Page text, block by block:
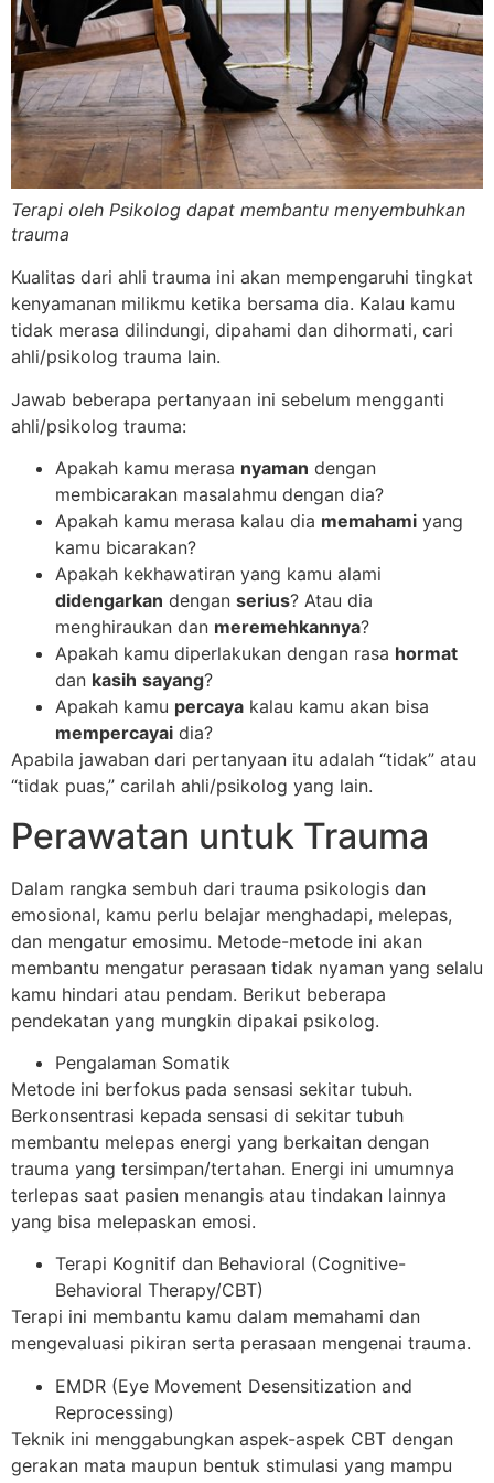
Terapi oleh Psikolog dapat membantu menyembuhkan
trauma
Kualitas dari ahli trauma ini akan mempengaruhi tingkat
kenyamanan milikmu ketika bersama dia. Kalau kamu
tidak merasa dilindungi, dipahami dan dihormati, cari
ahli/psikolog trauma lain.
Jawab beberapa pertanyaan ini sebelum mengganti
ahli/psikolog trauma:
Apakah kamu merasa nyaman dengan
membicarakan masalahmu dengan dia?
Apakah kamu merasa kalau dia memahami yang
kamu bicarakan?
Apakah kekhawatiran yang kamu alami
didengarkan dengan serius? Atau dia
menghiraukan dan meremehkannya?
Apakah kamu diperlakukan dengan rasa hormat
dan kasih sayang?
Apakah kamu percaya kalau kamu akan bisa
mempercayai dia?
Apabila jawaban dari pertanyaan itu adalah “tidak” atau
“tidak puas,” carilah ahli/psikolog yang lain.
Perawatan untuk Trauma
Dalam rangka sembuh dari trauma psikologis dan
emosional, kamu perlu belajar menghadapi, melepas,
dan mengatur emosimu. Metode-metode ini akan
membantu mengatur perasaan tidak nyaman yang selalu
kamu hindari atau pendam. Berikut beberapa
pendekatan yang mungkin dipakai psikolog.
Pengalaman Somatik
Metode ini berfokus pada sensasi sekitar tubuh.
Berkonsentrasi kepada sensasi di sekitar tubuh
membantu melepas energi yang berkaitan dengan
trauma yang tersimpan/tertahan. Energi ini umumnya
terlepas saat pasien menangis atau tindakan lainnya
yang bisa melepaskan emosi.
Terapi Kognitif dan Behavioral (Cognitive-
Behavioral Therapy/CBT)
Terapi ini membantu kamu dalam memahami dan
mengevaluasi pikiran serta perasaan mengenai trauma.
EMDR (Eye Movement Desensitization and
Reprocessing)
Teknik ini menggabungkan aspek-aspek CBT dengan
gerakan mata maupun bentuk stimulasi yang mampu